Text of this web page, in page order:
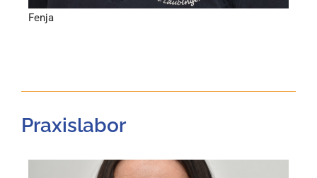
Fenja
Praxislabor